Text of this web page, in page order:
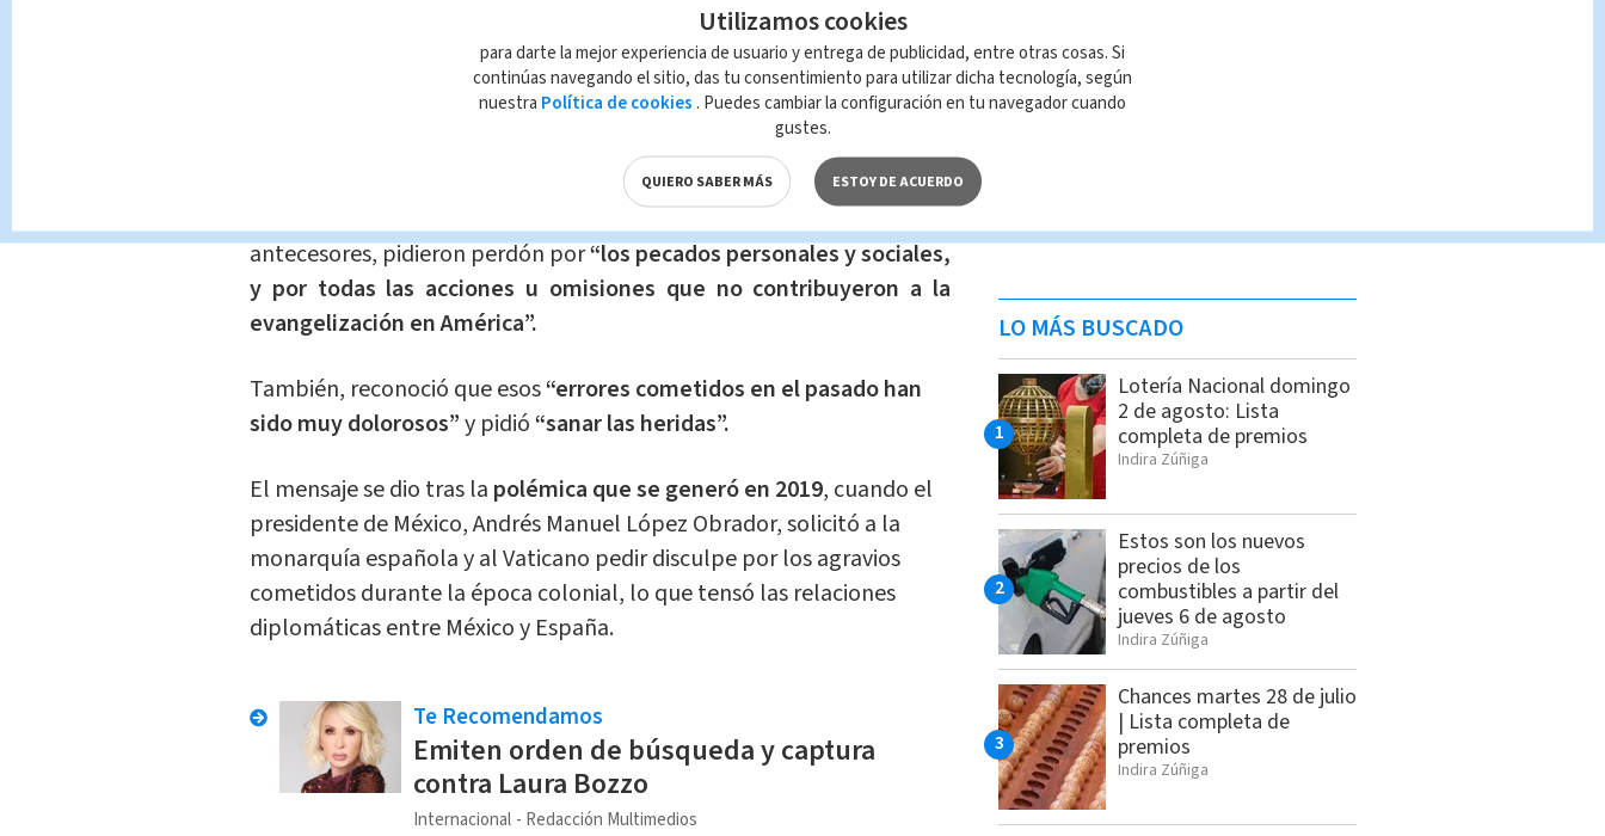
Ayuso critica al Papa por pedir perdón de los abusos de la iglesia
católica (en el pasado, of course) en vez de elogiar al 'glorioso'
pic.twitter.com/BKDVC7AnXl
September 29, 2021
antecesores, pidieron perdón por“los pecados personales y sociales,
y por todas las acciones u omisiones que no contribuyeron a la
evangelización en América”.
También, reconoció que esos“errores cometidos en el pasado han
sido muy dolorosos”y pidió“sanar las heridas”.
El mensaje se dio tras la polémica que se generó en 2019, cuando el
presidente de México, Andrés Manuel López Obrador, solicitó a la
monarquía española y al Vaticano pedir disculpe por los agravios
cometidos durante la época colonial, lo que tensó las relaciones
diplomáticas entre México y España.
Te Recomendamos
Emiten orden de búsqueda y captura
contra Laura Bozzo
Internacional Redacción Multimedios
LO MÁS BUSCADO
Lotería Nacional domingo
2 de agosto: Lista
completa de premios
Indira Zúñiga
Estos son los nuevos
precios de los
combustibles a partir del
jueves 6 de agosto
Indira Zúñiga
Chances martes 28 de julio
| Lista completa de
premios
Indira Zúñiga
Utilizamos cookies
para darte la mejor experiencia de usuario y entrega de publicidad, entre otras cosas. Si
continúas navegando el sitio, das tu consentimiento para utilizar dicha tecnología, según
nuestra Política de cookies . Puedes cambiar la configuración en tu navegador cuando
gustes.
QUIERO SABER MÁS ESTOY DE ACUERDO